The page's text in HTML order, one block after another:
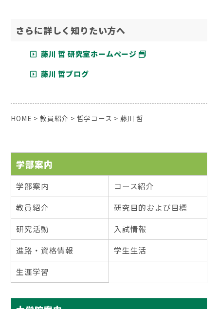
さらに詳しく知りたい方へ
藤川 哲 研究室ホームページ
藤川 哲ブログ
HOME > 教員紹介 > 哲学コース >藤川 哲
学部案内
学部案内
コース紹介
教員紹介
研究目的および目標
研究活動
入試情報
進路・資格情報
学生生活
生涯学習